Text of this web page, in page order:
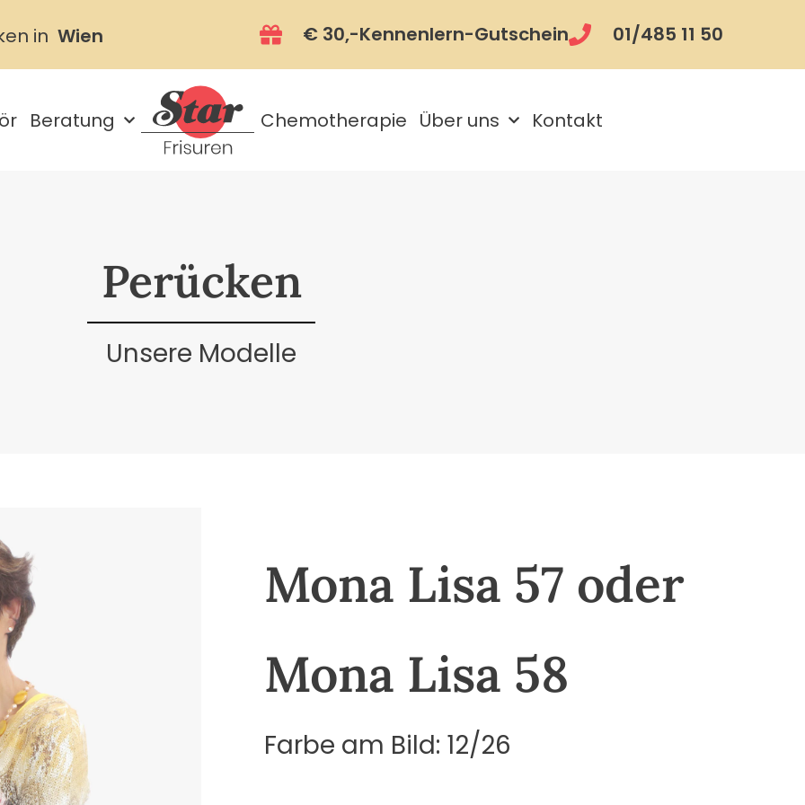
in Wien € 30,-Kennenlern-Gutschein 01/485 11 50
Beratung Chemotherapie Über uns Kontakt
Perücken
Unsere Modelle
Mona Lisa 57 oder
Mona Lisa 58
Farbe am Bild: 12/26